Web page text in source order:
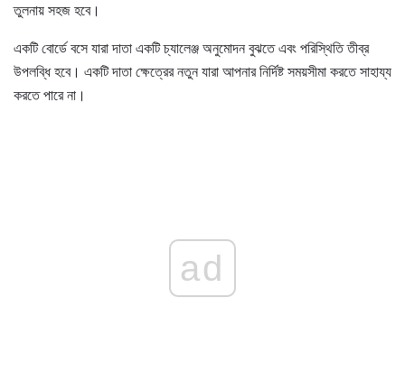
তুলনায় সহজ হবে।
একটি বোর্ডে বসে যারা দাতা একটি চ্যালেঞ্জ অনুমোদন বুঝতে এবং পরিস্থিতি তীব্র
উপলব্ধি হবে। একটি দাতা ক্ষেত্রের নতুন যারা আপনার নির্দিষ্ট সময়সীমা করতে সাহায্য
করতে পারে না।
ad